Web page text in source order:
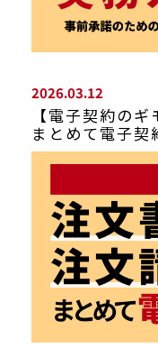
2026.03.12
【電子契約の
まとめて電子契